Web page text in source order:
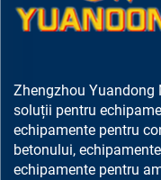
Zhengzhou Yuandong
soluții pentru
echipamente pentru
betonului,
echipamente pentru